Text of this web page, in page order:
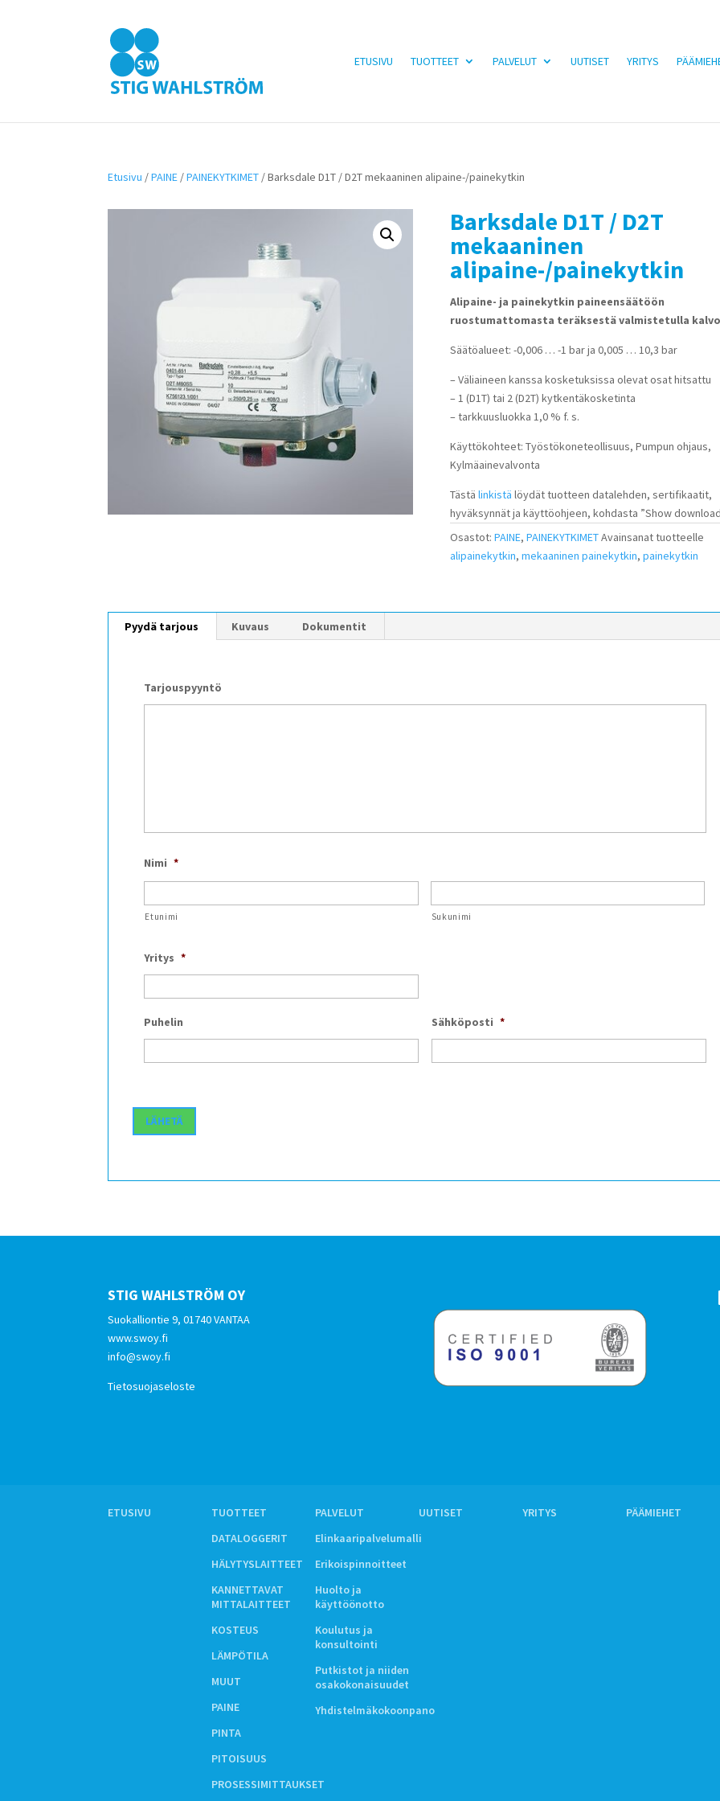
ETUSIVU TUOTTEET PALVELUT UUTISET YRITYS
Etusivu /PAINE /PAINEKYTKIMET / Barksdale D1T / D2T mekaaninen alipaine-/painekytkin
Barksdale D1T / D2T
mekaaninen
alipaine-/painekytkin
Alipaine- ja painekytkin paineensäätöön
ruostumattomasta teräksestä valmistetulla
Säätöalueet: -0,006 … -1 bar ja 0,005 … 10,3 bar
– Väliaineen kanssa kosketuksissa olevat osat hitsattu
– 1 (D1T) tai 2 (D2T) kytkentäkosketinta
– tarkkuusluokka 1,0 % f. s.
Käyttökohteet: Työstökoneteollisuus, Pumpun ohjaus,
Kylmäainevalvonta
Tästälinkistä löydät tuotteen datalehden, sertifikaatit,
hyväksynnät ja käyttöohjeen, kohdasta ”Show
Osastot:PAINE,PAINEKYTKIMETAvainsanat tuotteelle
alipainekytkin,mekaaninen painekytkin,painekytkin
Pyydä tarjous Kuvaus Dokumentit
Tarjouspyyntö
Nimi *
Etunimi Sukunimi
Yritys *
Puhelin Sähköposti *
STIG WAHLSTRÖM OY
Suokalliontie 9, 01740 VANTAA
www.swoy.fi
info@swoy.fi
Tietosuojaseloste
ETUSIVU
TUOTTEET
DATALOGGERIT
HÄLYTYSLAITTEET
KANNETTAVAT
MITTALAITTEET
KOSTEUS
LÄMPÖTILA
MUUT
PAINE
PINTA
PITOISUUS
PROSESSIMITTAUKSET
PALVELUT
Elinkaaripalvelumalli
Erikoispinnoitteet
Huolto ja
käyttöönotto
Koulutus ja
konsultointi
Putkistot ja niiden
osakokonaisuudet
Yhdistelmäkokoonpano
UUTISET YRITYS PÄÄMIEHET